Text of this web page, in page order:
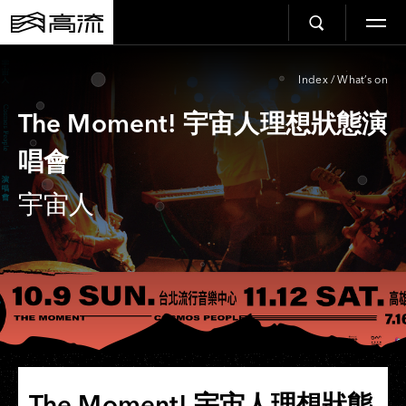
Index / What’s on
The Moment! 宇宙人理想狀態演
唱會​
宇宙人